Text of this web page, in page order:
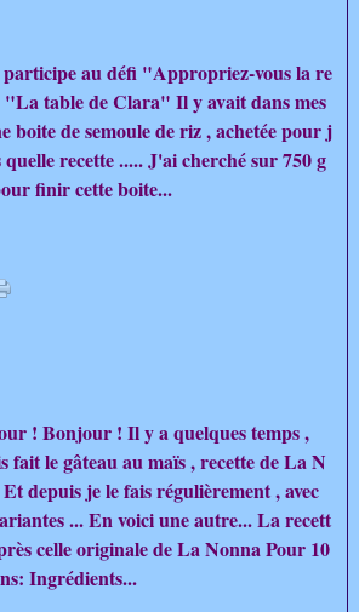
au défi "Appropriez-vous la re
"La table de Clara" Il y avait dans mes
boite de semoule de riz , achetée pour j
quelle recette ..... J'ai cherché sur 750 g
finir cette boite...
! Bonjour ! Il y a quelques temps ,
fait le gâteau au maïs , recette de La N
depuis je le fais régulièrement , avec
... En voici une autre... La recett
celle originale de La Nonna Pour 10
Ingrédients...